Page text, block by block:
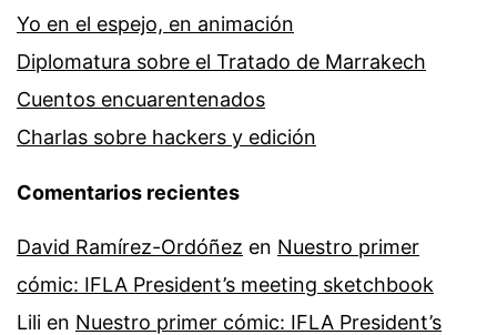
Yo en el espejo, en animación
Diplomatura sobre el Tratado de Marrakech
Cuentos encuarentenados
Charlas sobre hackers y edición
Comentarios recientes
David Ramírez-Ordóñez en Nuestro primer
cómic: IFLA President’s meeting sketchbook
Lili en Nuestro primer cómic: IFLA President’s